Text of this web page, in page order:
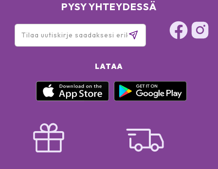
PYSY YHTEYDESSÄ
LATAA